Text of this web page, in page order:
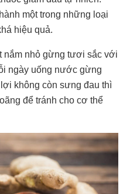
một trong những loại
hiệu quả.
nắm nhỏ gừng tươi sắc với
ngày uống nước gừng
không còn sưng đau thì
để tránh cho cơ thể